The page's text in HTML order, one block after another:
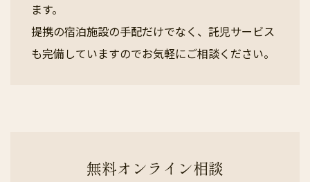
ます。
提携の宿泊施設の手配だけでなく、託児サービス
も完備していますのでお気軽にご相談ください。
無料オンライン相談